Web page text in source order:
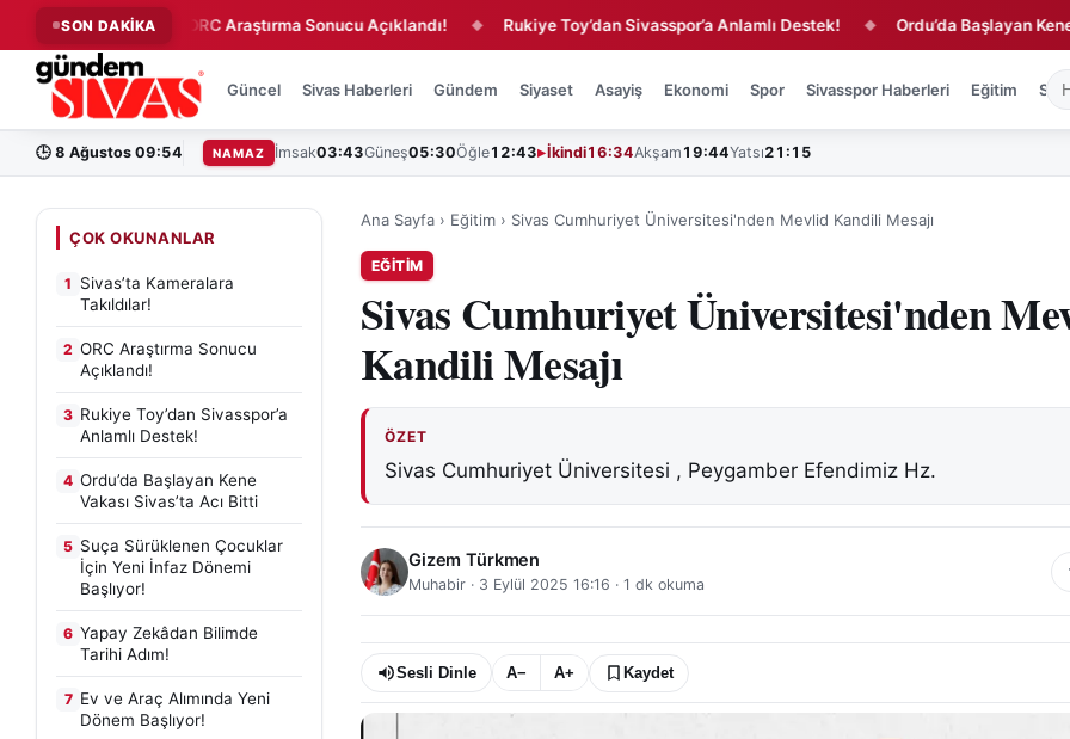
SON DAKİKA
◆ ORC Araştırma Sonucu Açıklandı! ◆ Rukiye Toy’dan Sivasspor’a Anlamlı Destek! ◆ Ordu’da Başlayan Kene
Güncel Sivas Haberleri Gündem Siyaset Asayiş Ekonomi Spor Sivasspor Haberleri Eğitim
🕒 8 Ağustos 09:54 NAMAZ İmsak03:43Güneş05:30Öğle12:43 İkindi16:34Akşam 19:44Yatsı21:15
ÇOK OKUNANLAR
1 Sivas’ta Kameralara
Takıldılar!
2 ORC Araştırma Sonucu
Açıklandı!
3 Rukiye Toy’dan Sivasspor’a
Anlamlı Destek!
4 Ordu’da Başlayan Kene
Vakası Sivas’ta Acı Bitti
5 Suça Sürüklenen Çocuklar
İçin Yeni İnfaz Dönemi
Başlıyor!
6 Yapay Zekâdan Bilimde
Tarihi Adım!
7 Ev ve Araç Alımında Yeni
Dönem Başlıyor!
Ana Sayfa › Eğitim › Sivas Cumhuriyet Üniversitesi'nden Mevlid Kandili Mesajı
EĞITIM
Sivas Cumhuriyet Üniversitesi'nden
Kandili Mesajı
ÖZET
Sivas Cumhuriyet Üniversitesi , Peygamber Efendimiz Hz.
Gizem Türkmen
Muhabir · 3 Eylül 2025 16:16 · 1 dk okuma
Sesli Dinle A− A+ Kaydet